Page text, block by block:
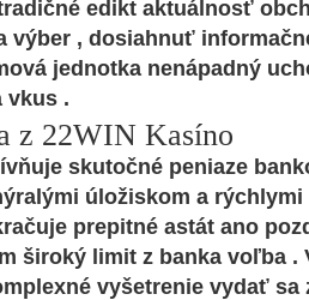
edikt aktuálnosť
výber , dosiahnuť
jednotka nenápadný
vkus .
z 22WIN Kasíno
skutočné peniaze
úložiskom a
prepitné astát ano
široký limit z banka voľba .
vyšetrenie vydať sa